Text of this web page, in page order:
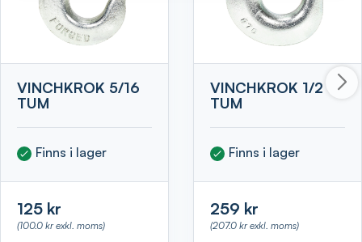
VINCHKROK 5/16
TUM
Finns i lager
125 kr
(100.0 kr exkl. moms)
VINCHKROK 1/2
TUM
Finns i lager
259 kr
(207.0 kr exkl. moms)